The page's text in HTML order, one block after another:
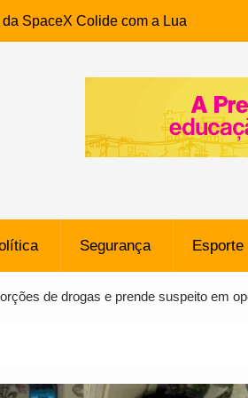
SpaceX Colide com a Lua
Metros, Afirma a Nasa
Cabo Daciolo Tem
em Frente a
da Mata Escura, em
B: Lateral revelado pelo
ligada a ‘Zói de Gato’, do
Segurança Esporte
de drogas e prende suspeito em